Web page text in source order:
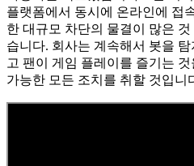
플랫폼에서 동시에 온라인에 접
한 대규모 차단의 물결이 많은
습니다. 회사는 계속해서 봇을
고 팬이 게임 플레이를 즐기는
가능한 모든 조치를 취할 것입니